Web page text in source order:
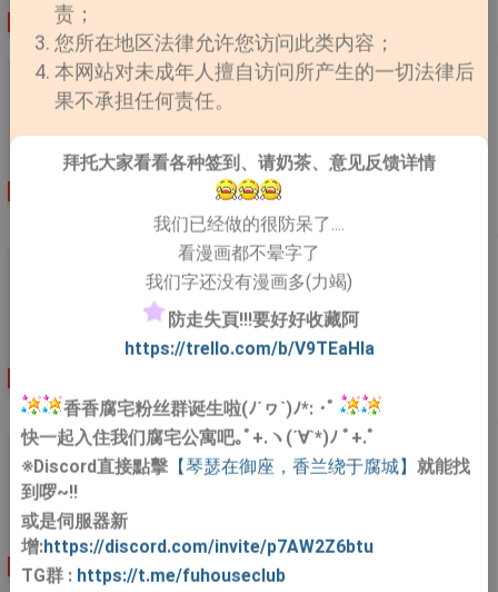
动荡不安，只有云萧出面。众人寄托所有希望，却在现场
眼睁睁看着黑云翻磙，天魔出世——那个千年前被云萧亲
手封印的男人携带满身煞气，眼眸赤红，掐着云萧白皙脖
颈，幽幽冷笑了一声。“师尊，好久不见。”。云萧被天魔
当众掳走，修真界上下惊悸不已。他们皆知云萧与 ....
作者：若鸯君
《神的爱人[无限]》
【1V1，全文甜宠无虐】 【温柔疯批美人受x冷血狠戾创
世攻】 【注：攻在所有人眼裡是终极大反派&第一大联盟
的首领】 江行是个天生猎手，外表隽美和煦，背地裡追
求极端刺激与快乐，专挑能杀他的人拉稳仇恨。 遇到强
须做！ …… “成为被选召的人！开启你的探险旅程！” 在浪
了N个副本后： 青年微笑：不怕，我还敢。 随后，他的
眸子就被站在他身后那位冷峻威严的男人覆手盖上了。
啪，直播间裡观看最强新人玩副本的粉丝们炸了。 …… 强
强联手，双双成王——的恋爱升级又爽又甜文。 位面小世
界末日体验本【丧尸围城】已完结，攻马甲：基地最高指
层区议长 吸血鬼巫师副本【起源命轮】已完结，攻马
甲：始祖 全球联动副本【星际战争】已完结，攻马甲：
*%@ 故障副本【时间特工】已完结，攻马甲：惊喜 节日
特殊副本【激情欢乐园】已完结 *非恐怖非解谜类无限流
宠宠宠宠&互宠 *披着末日/生化/魔法/科幻/超能力/灾难
类皮的情 ....
作者：也无疯
更新至第166章 番番外‧金眸江的布丁
《每天都被老攻追杀怎么办[快穿]》
【作品简介】︰ ....
长
连载
《穿成猫后我喂养了小皇子》
穿成了修仙文裡的一隻猫，一隻藏在皇宫裡的骨瘦如柴的
缘，好好活着就行。觅食间意外踫见主角带人欺负一个小
可怜，顺手帮了一 ....
作者：弦三千
责；
您所在地区法律允许您访问此类内容；
本网站对未成年人擅自访问所产生的一切法律后
果不承担任何责任。
拜托大家看看各种签到、请奶茶、意见反馈详情
我们已经做的很防呆了....
看漫画都不晕字了
我们字还没有漫画多(力竭)
防走失頁!!!要好好收藏阿
https://trello.com/b/V9TEaHIa
香香腐宅粉丝群诞生啦(ﾉ´ヮ`)ﾉ*: ･ﾟ
快一起入住我们腐宅公寓吧｡ﾟ+.ヽ(´∀`*)ﾉ ﾟ+.ﾟ
※Discord直接點擊【琴瑟在御座，香兰绕于腐城】 就能找
到啰~!!
或是伺服器新
增:https://discord.com/invite/p7AW2Z6btu
TG群: https://t.me/fuhouseclub